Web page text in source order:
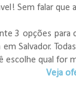
Sem falar que
3 opções
Salvador.
escolhe qual for
Veja